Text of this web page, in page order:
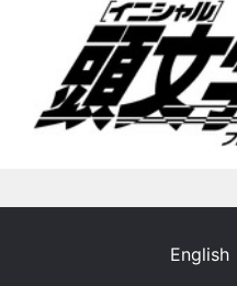
English